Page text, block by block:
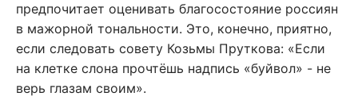
предпочитает оценивать благосостояние россиян
в мажорной тональности. Это, конечно, приятно,
если следовать совету Козьмы Пруткова: «Если
на клетке слона прочтёшь надпись «буйвол» - не
верь глазам своим».